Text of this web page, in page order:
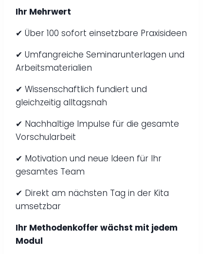
Ihr Mehrwert
✔ Über 100 sofort einsetzbare Praxisideen
✔ Umfangreiche Seminarunterlagen und
Arbeitsmaterialien
✔ Wissenschaftlich fundiert und
gleichzeitig alltagsnah
✔ Nachhaltige Impulse für die gesamte
Vorschularbeit
✔ Motivation und neue Ideen für Ihr
gesamtes Team
✔ Direkt am nächsten Tag in der Kita
umsetzbar
Ihr Methodenkoffer wächst mit jedem
Modul